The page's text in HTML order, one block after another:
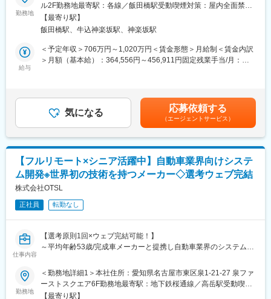
■ポジションについて
PM候補としての採用ポジションです。同社のPMはシステムの企
画立案から遂行、完了までのPJTの責任者を指しています。（管
■特徴・魅力
ら、Salesforce社との長く深いお付き合いが開始。Salesforceの成
長に伴って同社も大きく事業拡大してきました。最初のパートナ
ーという事もあり、Salesforceの導入事例は他の追随を許さない
圧倒的な水準です。またSalesforce社からも顧客紹介を受ける事
も多くあり、独自の顧客獲得チャネルを有しています。
変更の範囲：会社の定める業務
※こんな方にお薦め
● AWSの提案・活用経験を、より上流かつ顧客密着型で発揮した
い
● 設計・提案だけでなく、改善・運用まで一気通貫で価値提供し
たい
● 特定の製品売りではなく、中立的な立場で最適解を提示したい
■業務内容
AWSを活用するお客様に対し、運用状況を継続的に把握しなが
・AWS基本サービスのレクチャー（Black Belt等公式資料を活
用）
・最新AWS情報の定期共有（月1回程度）
・運用効率化・コスト削減・セキュリティ強化に関する提案
・月次ミーティングを通じた環境最適化アドバイス
※案件は2～3名体制で担当し、複数案件を並行してご対応いただ
くケースが多いです。
す。
<入社後の流れ>
ご経験に応じて、専門部署でのトレーニング（約3か月）または
勤務地
ル2F勤務地最寄駅：各線／飯田橋駅受動喫煙対策：屋内全面禁煙
変更の範囲：会社の定める事業所（リモートワーク含む）
【最寄り駅】
飯田橋駅、牛込神楽坂駅、神楽坂駅
給与
＜予定年収＞706万円～1,020万円＜賃金形態＞月給制＜賃金内訳
＞月額（基本給）：364,556円～456,911円固定残業手当/月：
専門業務型裁量労働制の場合、残業30時間相当分の裁量労働手当
を支給しております。みなし労働時間となるため、残業超過分の
割増支給はありません。■評価／賞与は年2回／行動(バリュー)評
価はグレード昇降格基準に、成果・貢献度(パフォーマンス)評価は
グレード内の相対位置と賞与額の決定に活用。賃金はあくまでも
目安の金額であり、選考を通じて上下する可能性があります。月
給(月額)は固定手当を含めた表記です。
気になる 応募依頼する
（エージェントサービス）
【フルリモート×シニア活躍中】自動車業界向けシステ
ム開発※世界初の技術を持つメーカー◇選考ウェブ完結
株式会社OTSL
正社員 転勤なし
仕事内容
【選考原則1回×ウェブ完結可能！】
～平均年齢53歳/完成車メーカーと提携し自動車業界のシステム開
システム変革に貢献～
【当社概要/魅力】
勤務地
＜勤務地詳細1＞本社住所：愛知県名古屋市東区泉1-21-27 泉ファ
ーストスクエア6F勤務地最寄駅：地下鉄桜通線／高岳駅受動喫煙
対策：屋内全面禁煙＜勤務地詳細2＞東京オフィス住所：東京都港
【最寄り駅】